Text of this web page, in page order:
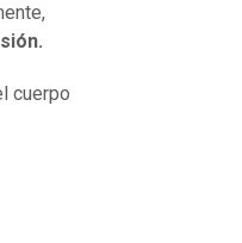
cuerpo